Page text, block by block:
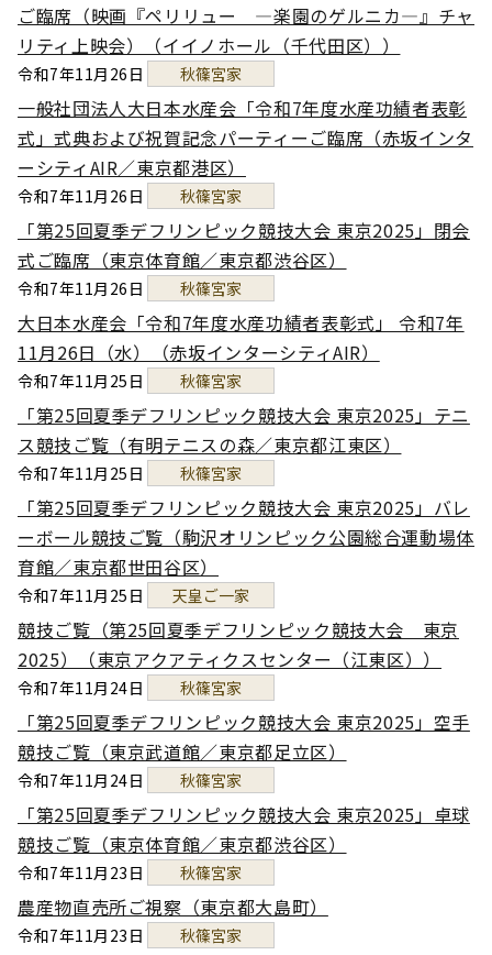
ご臨席（映画『ペリリュー ―楽園のゲルニカ―』チャ
リティ上映会）（イイノホール（千代田区））
令和7年11月26日 秋篠宮家
一般社団法人大日本水産会「令和7年度水産功績者表彰
式」式典および祝賀記念パーティーご臨席（赤坂インタ
ーシティAIR／東京都港区）
令和7年11月26日 秋篠宮家
「第25回夏季デフリンピック競技大会 東京2025」閉会
式ご臨席（東京体育館／東京都渋谷区）
令和7年11月26日 秋篠宮家
大日本水産会「令和7年度水産功績者表彰式」 令和7年
11月26日（水）（赤坂インターシティAIR）
令和7年11月25日 秋篠宮家
「第25回夏季デフリンピック競技大会 東京2025」テニ
ス競技ご覧（有明テニスの森／東京都江東区）
令和7年11月25日 秋篠宮家
「第25回夏季デフリンピック競技大会 東京2025」バレ
ーボール競技ご覧（駒沢オリンピック公園総合運動場体
育館／東京都世田谷区）
令和7年11月25日 天皇ご一家
競技ご覧（第25回夏季デフリンピック競技大会 東京
2025）（東京アクアティクスセンター（江東区））
令和7年11月24日 秋篠宮家
「第25回夏季デフリンピック競技大会 東京2025」空手
競技ご覧（東京武道館／東京都足立区）
令和7年11月24日 秋篠宮家
「第25回夏季デフリンピック競技大会 東京2025」卓球
競技ご覧（東京体育館／東京都渋谷区）
令和7年11月23日 秋篠宮家
農産物直売所ご視察（東京都大島町）
令和7年11月23日 秋篠宮家